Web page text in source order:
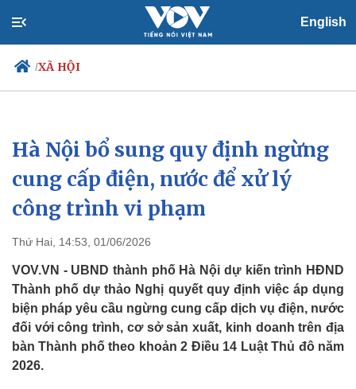
English
/XÃ HỘI
Chính trị
Tổ chức nhân sự
Quốc hội
Nhận diện sự thật
Xã hội
Tin 24h
Dự báo thời tiết
Giáo dục
Hà Nội bổ sung quy định ngừng
cung cấp điện, nước để xử lý
công trình vi phạm
Thứ Hai, 14:53, 01/06/2026
VOV.VN - UBND thành phố Hà Nội dự kiến trình HĐND
Thành phố dự thảo Nghị quyết quy định việc áp dụng
biện pháp yêu cầu ngừng cung cấp dịch vụ điện, nước
đối với công trình, cơ sở sản xuất, kinh doanh trên địa
bàn Thành phố theo khoản 2 Điều 14 Luật Thủ đô năm
2026.